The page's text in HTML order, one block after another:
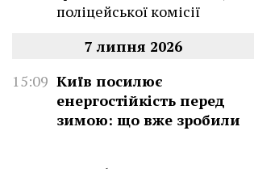
поліцейської комісії
7 липня 2026
15:09 Київ посилює
енергостійкість перед
зимою: що вже зробили